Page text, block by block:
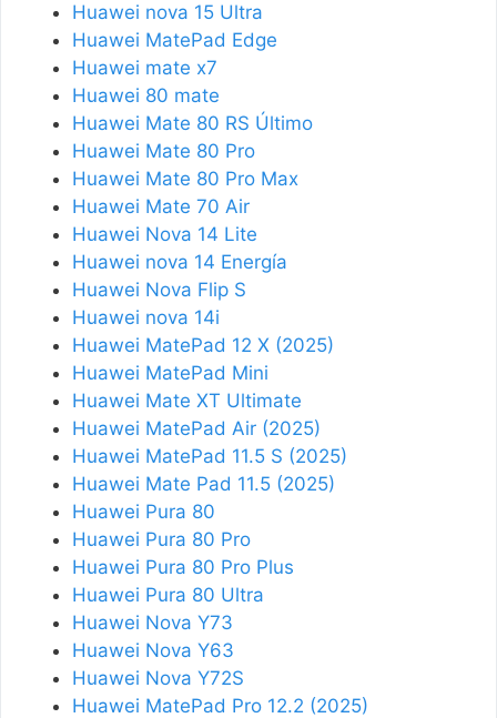
Huawei nova 15 Ultra
Huawei MatePad Edge
Huawei mate x7
Huawei 80 mate
Huawei Mate 80 RS Último
Huawei Mate 80 Pro
Huawei Mate 80 Pro Max
Huawei Mate 70 Air
Huawei Nova 14 Lite
Huawei nova 14 Energía
Huawei Nova Flip S
Huawei nova 14i
Huawei MatePad 12 X (2025)
Huawei MatePad Mini
Huawei Mate XT Ultimate
Huawei MatePad Air (2025)
Huawei MatePad 11.5 S (2025)
Huawei Mate Pad 11.5 (2025)
Huawei Pura 80
Huawei Pura 80 Pro
Huawei Pura 80 Pro Plus
Huawei Pura 80 Ultra
Huawei Nova Y73
Huawei Nova Y63
Huawei Nova Y72S
Huawei MatePad Pro 12.2 (2025)